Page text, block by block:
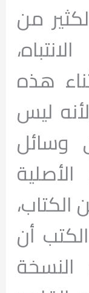
من
هذه
ليس
وسائل
أن